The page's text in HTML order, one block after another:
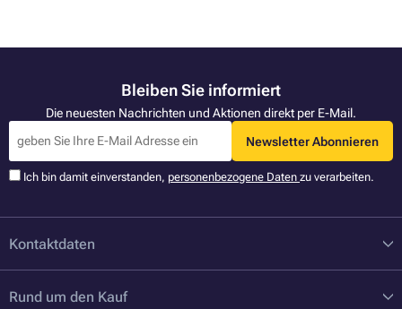
Bleiben Sie informiert
Die neuesten Nachrichten und Aktionen direkt per E-Mail.
Newsletter Abonnieren
Ich bin damit einverstanden, personenbezogene Daten zu verarbeiten.
Kontaktdaten
Rund um den Kauf